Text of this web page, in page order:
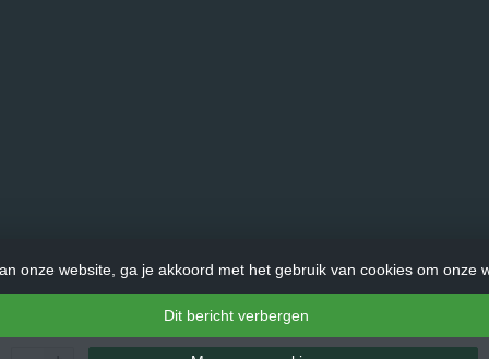
onze website, ga je akkoord met het gebruik van cookies om onze
Dit bericht verbergen